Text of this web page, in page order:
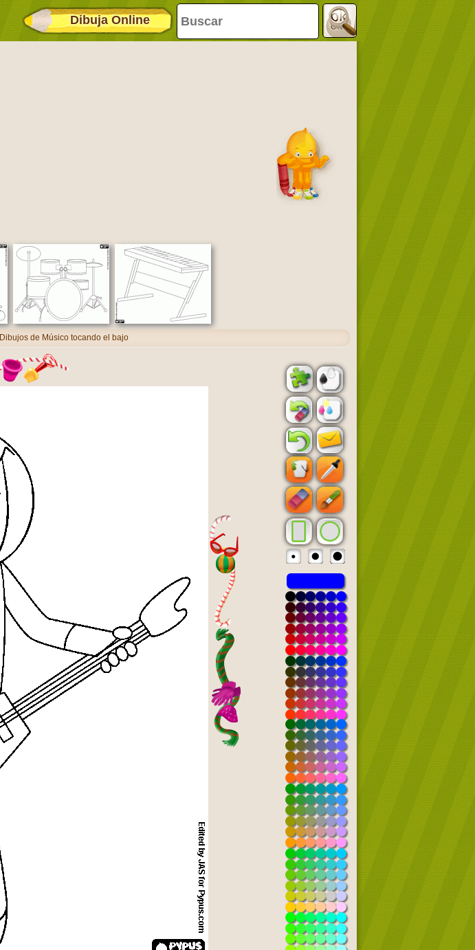
Dibuja Online
Dibujos de Músico tocando el bajo